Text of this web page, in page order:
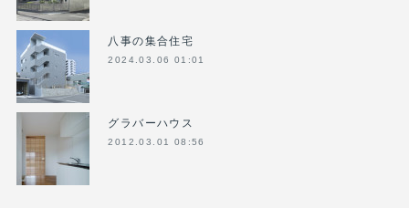
八事の集合住宅
2024.03.06 01:01
グラバーハウス
2012.03.01 08:56